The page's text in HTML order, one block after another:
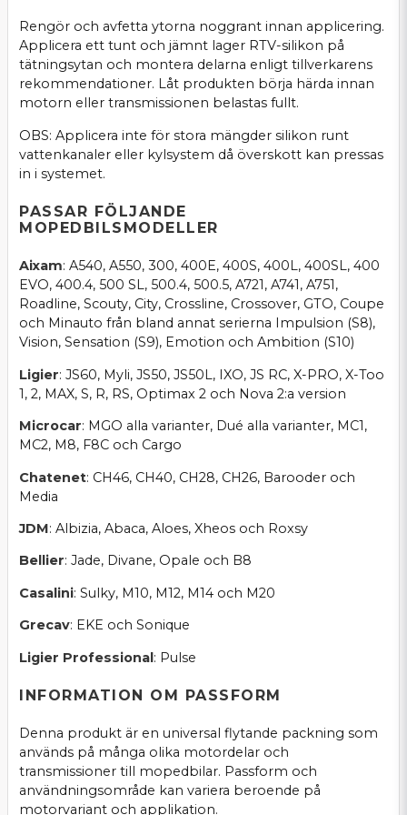
Rengör och avfetta ytorna noggrant innan applicering.
Applicera ett tunt och jämnt lager RTV-silikon på
tätningsytan och montera delarna enligt tillverkarens
rekommendationer. Låt produkten börja härda innan
motorn eller transmissionen belastas fullt.
OBS: Applicera inte för stora mängder silikon runt
vattenkanaler eller kylsystem då överskott kan pressas
in i systemet.
PASSAR FÖLJANDE
MOPEDBILSMODELLER
Aixam: A540, A550, 300, 400E, 400S, 400L, 400SL, 400
EVO, 400.4, 500 SL, 500.4, 500.5, A721, A741, A751,
Roadline, Scouty, City, Crossline, Crossover, GTO, Coupe
och Minauto från bland annat serierna Impulsion (S8),
Vision, Sensation (S9), Emotion och Ambition (S10)
Ligier: JS60, Myli, JS50, JS50L, IXO, JS RC, X-PRO, X-Too
1, 2, MAX, S, R, RS, Optimax 2 och Nova 2:a version
Microcar: MGO alla varianter, Dué alla varianter, MC1,
MC2, M8, F8C och Cargo
Chatenet: CH46, CH40, CH28, CH26, Barooder och
Media
JDM: Albizia, Abaca, Aloes, Xheos och Roxsy
Bellier: Jade, Divane, Opale och B8
Casalini: Sulky, M10, M12, M14 och M20
Grecav: EKE och Sonique
Ligier Professional: Pulse
INFORMATION OM PASSFORM
Denna produkt är en universal flytande packning som
används på många olika motordelar och
transmissioner till mopedbilar. Passform och
användningsområde kan variera beroende på
motorvariant och applikation.